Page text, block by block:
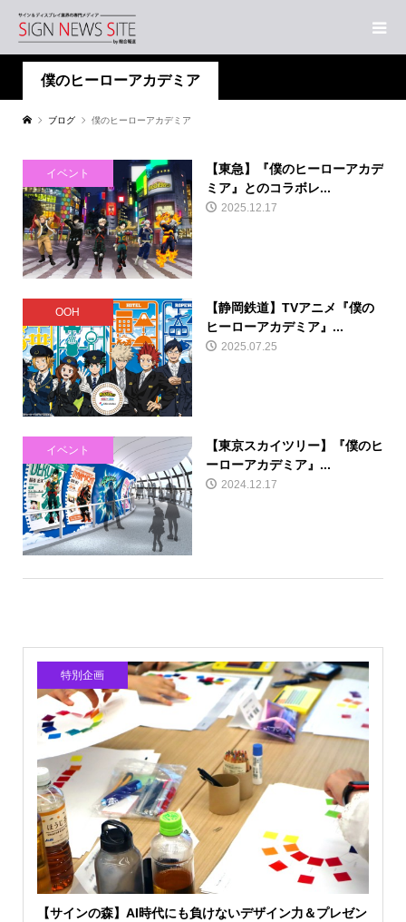
僕のヒーローアカデミア
ブログ 僕のヒーローアカデミア
イベント
【東急】『僕のヒーローアカデ
ミア』とのコラボレ...
2025.12.17
OOH
【静岡鉄道】TVアニメ『僕の
ヒーローアカデミア』...
2025.07.25
イベント
【東京スカイツリー】『僕のヒ
ーローアカデミア』...
2024.12.17
特別企画
【サインの森】AI時代にも負けないデザイン力＆プレゼン